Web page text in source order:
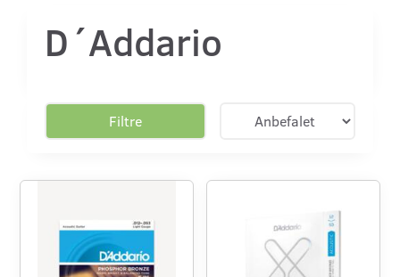
D´Addario
Filtre